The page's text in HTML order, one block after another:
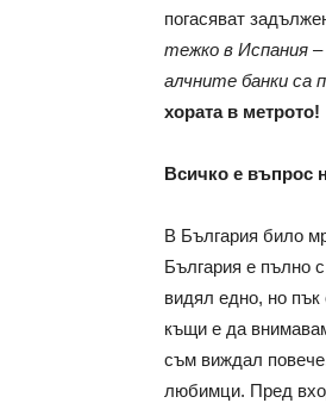
погасяват
тежко в Испания
алчните банки са
хората в метрото!
Всичко е въпрос
В България било
България е пълно
видял едно, но пък
къщи е да
съм виждал
любимци. Пред